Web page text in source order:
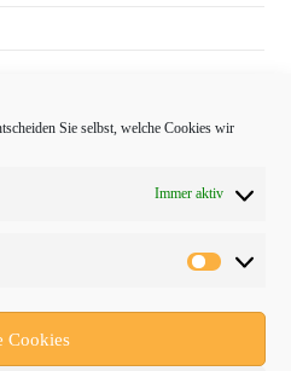
Sie selbst, welche Cookies wir
Immer aktiv
Cookies